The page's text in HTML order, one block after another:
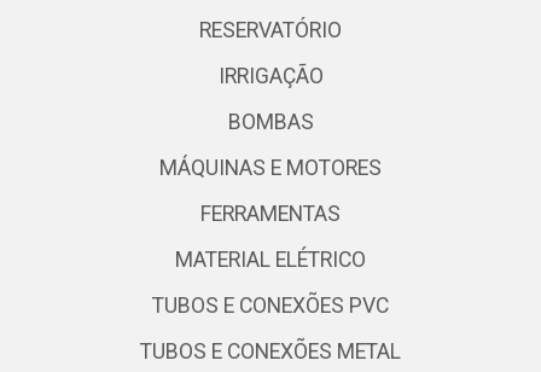
RESERVATÓRIO
IRRIGAÇÃO
BOMBAS
MÁQUINAS E MOTORES
FERRAMENTAS
MATERIAL ELÉTRICO
TUBOS E CONEXÕES PVC
TUBOS E CONEXÕES METAL